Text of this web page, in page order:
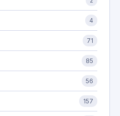
4
71
85
56
157